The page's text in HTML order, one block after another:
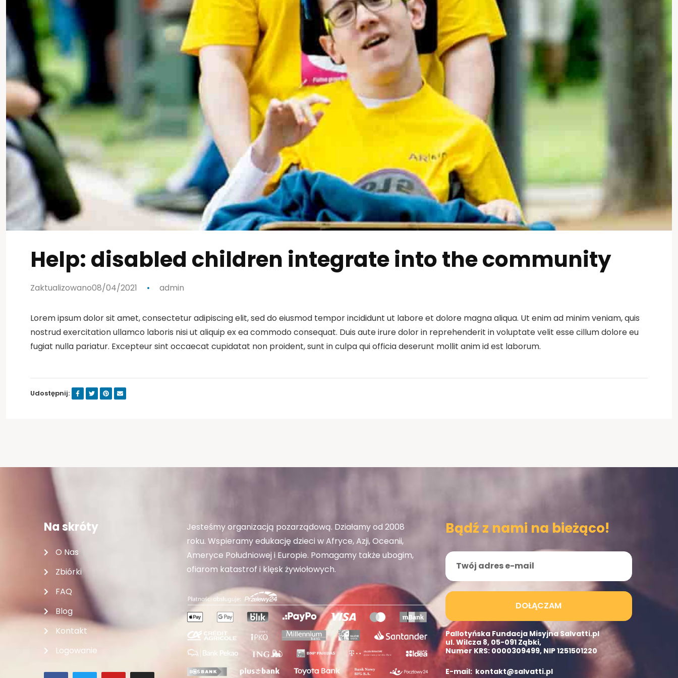
Help: disabled children integrate into the community
Zaktualizowano08/04/2021 admin
Lorem ipsum dolor sit amet, consectetur adipiscing elit, sed do eiusmod tempor incididunt ut labore et dolore magna aliqua. Ut enim ad minim veniam, quis
nostrud exercitation ullamco laboris nisi ut aliquip ex ea commodo consequat. Duis aute irure dolor in reprehenderit in voluptate velit esse cillum dolore eu
fugiat nulla pariatur. Excepteur sint occaecat cupidatat non proident, sunt in culpa qui officia deserunt mollit anim id est laborum.
Udostępnij:
Na skróty
O Nas
Zbiórki
FAQ
Blog
Kontakt
Logowanie
Jesteśmy organizacją pozarządową. Działamy od 2008
roku. Wspieramy edukację dzieci w Afryce, Azji, Oceanii,
Ameryce Południowej i Europie. Pomagamy także ubogim,
ofiarom katastrof i klęsk żywiołowych.
Bądź z nami na bieżąco!
DOŁĄCZAM
Pallotyńska Fundacja Misyjna Salvatti.pl
ul. Wilcza 8, 05-091 Ząbki,
Numer KRS: 0000309499, NIP 1251501220
E-mail: kontakt@salvatti.pl